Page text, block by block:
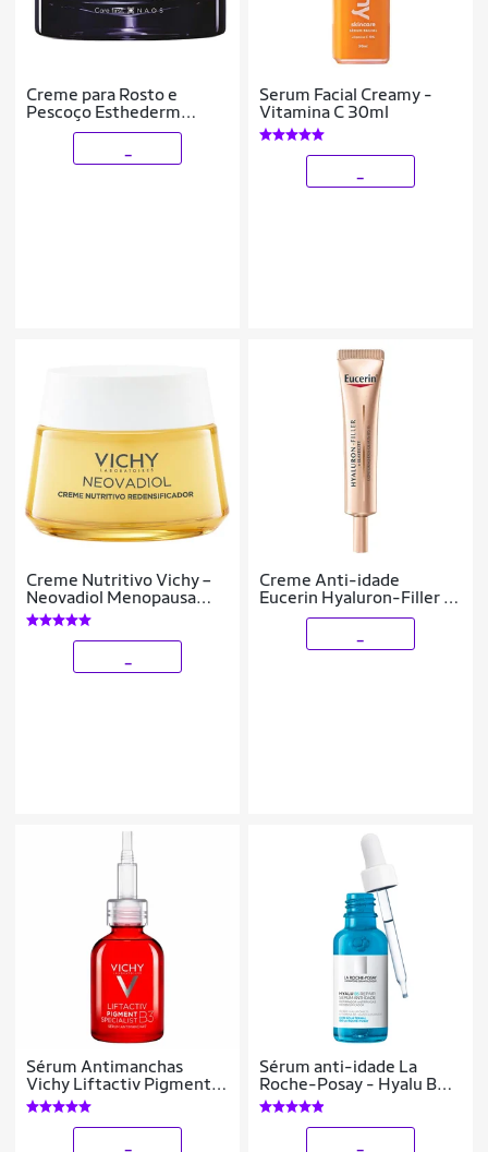
Creme para Rosto e
Pescoço Esthederm
Intensive Pro-Collagen+
Serum Facial Creamy -
Vitamina C 30ml
Creme Nutritivo Vichy –
Neovadiol Menopausa
50g
Creme Anti-idade
Eucerin Hyaluron-Filler +
Elasticity Olhos FPS 15
Sérum Antimanchas
Vichy Liftactiv Pigment
Specialist B3 30ml
Sérum anti-idade La
Roche-Posay - Hyalu B5
Repair 30ml